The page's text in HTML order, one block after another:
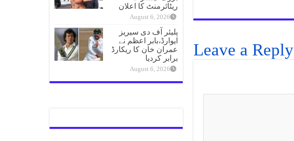
Leave a Reply
ریٹائرمنٹ کا اعلان
August 6, 2026
پلیئر آف دی سیریز
ایوارڈ،بابر اعظم نے
عمران خان کا ریکارڈ
برابر کردیا
August 6, 2026